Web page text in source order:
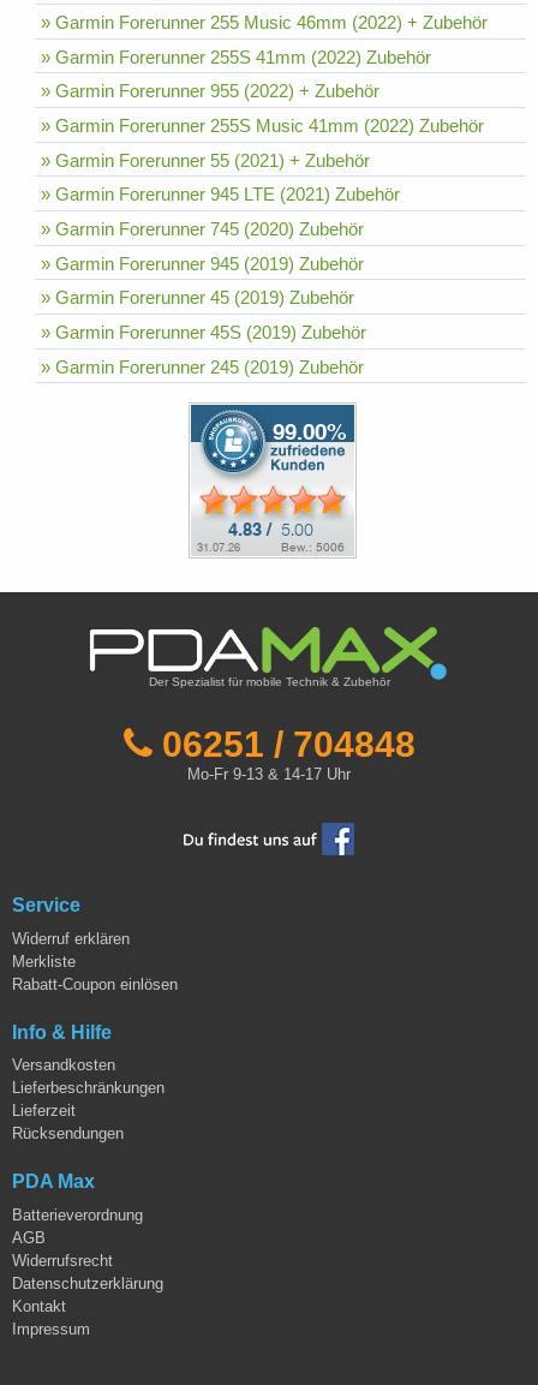
» Garmin Forerunner 255 Music 46mm (2022) + Zubehör
» Garmin Forerunner 255S 41mm (2022) Zubehör
» Garmin Forerunner 955 (2022) + Zubehör
» Garmin Forerunner 255S Music 41mm (2022) Zubehör
» Garmin Forerunner 55 (2021) + Zubehör
» Garmin Forerunner 945 LTE (2021) Zubehör
» Garmin Forerunner 745 (2020) Zubehör
» Garmin Forerunner 945 (2019) Zubehör
» Garmin Forerunner 45 (2019) Zubehör
» Garmin Forerunner 45S (2019) Zubehör
» Garmin Forerunner 245 (2019) Zubehör
Der Spezialist für mobile Technik & Zubehör
06251 / 704848
Mo-Fr 9-13 & 14-17 Uhr
Service
Widerruf erklären
Merkliste
Rabatt-Coupon einlösen
Info & Hilfe
Versandkosten
Lieferbeschränkungen
Lieferzeit
Rücksendungen
PDA Max
Batterieverordnung
AGB
Widerrufsrecht
Datenschutzerklärung
Kontakt
Impressum